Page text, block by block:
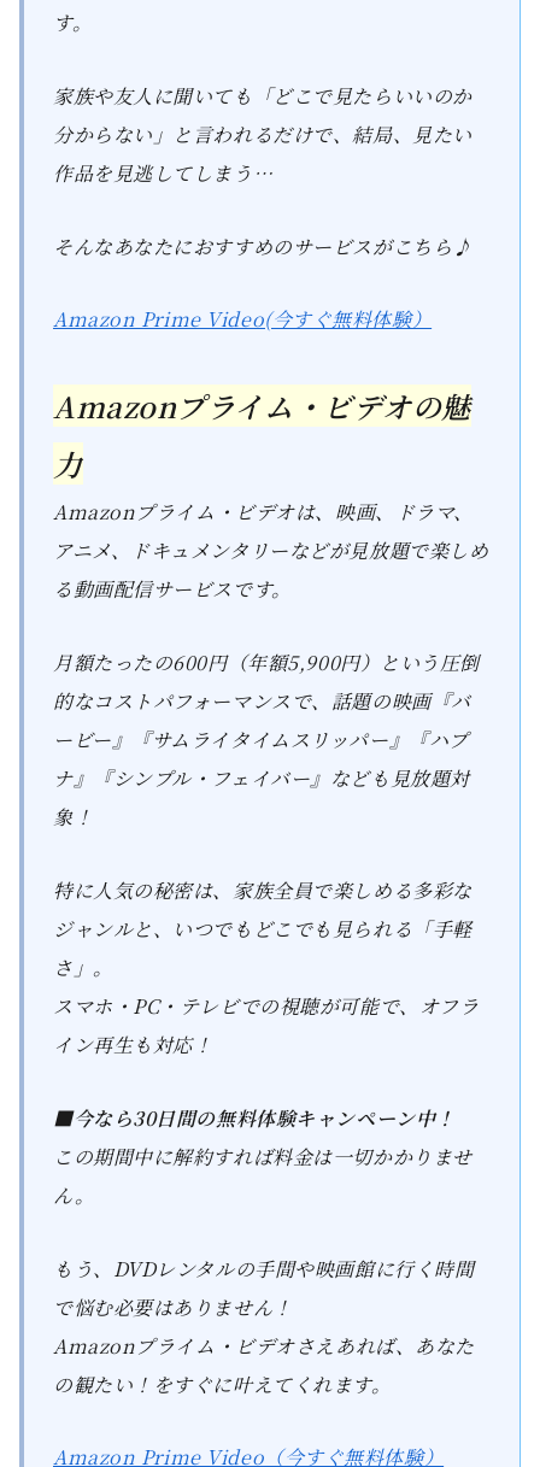
す。
家族や友人に聞いても「どこで見たらいいのか
分からない」と言われるだけで、結局、見たい
作品を見逃してしまう…
そんなあなたにおすすめのサービスがこちら♪
Amazon Prime Video(今すぐ無料体験）
Amazonプライム・ビデオの魅
力
Amazonプライム・ビデオは、映画、ドラマ、
アニメ、ドキュメンタリーなどが見放題で楽しめ
る動画配信サービスです。
月額たったの600円（年額5,900円）という圧倒
的なコストパフォーマンスで、話題の映画『バ
ービー』『サムライタイムスリッパー』『ハプ
ナ』『シンプル・フェイバー』なども見放題対
象！
特に人気の秘密は、家族全員で楽しめる多彩な
ジャンルと、いつでもどこでも見られる「手軽
さ」。
スマホ・PC・テレビでの視聴が可能で、オフラ
イン再生も対応！
■今なら30日間の無料体験キャンペーン中！
この期間中に解約すれば料金は一切かかりませ
ん。
もう、DVDレンタルの手間や映画館に行く時間
で悩む必要はありません！
Amazonプライム・ビデオさえあれば、あなた
の観たい！をすぐに叶えてくれます。
Amazon Prime Video（今すぐ無料体験）